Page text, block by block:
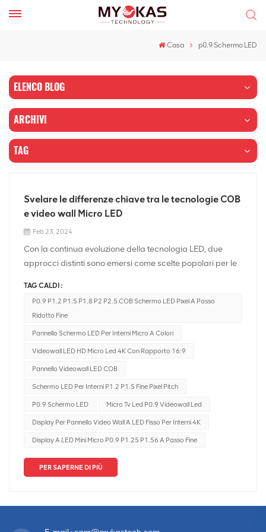
Casa p0.9 Schermo LED
ELENCO BLOG
ARCHIVI
TAG
Svelare le differenze chiave tra le tecnologie COB
e video wall Micro LED
Feb 23, 2024
Con la continua evoluzione della tecnologia LED, due
approcci distinti sono emersi come scelte popolari per le
ma differiscono anche sotto diversi aspetti. In questo
articolo forniremo un confronto approfondito tra LED COB
e Videowall microLED, esplorandone caratteristiche,
applicazioni e vantaggi, per aiutarti a prendere una
utilizzate nella costruzione di videowall led, ciascuno con
le proprie caratteristiche e vantaggi. Ecco una
ripartizione delle principali differenze tra i due:Struttura e
substrato, come un circuito stampato, senza necessità di
imballaggio. Questi chip LED sono strettamente
conversione del colore.Micro LED: la tecnologia Micro LED
TAG CALDI :
P0.9 P1.2 P1.5 P1.8 P2 P2.5 COB Schermo LED Pixel A Passo
Ridotto Fine
Pannello Schermo LED Per Interni Micro A Colori
Videowall LED HD Micro Led 4K Con Rapporto 16:9
Pannello Videowall LED COB
Schermo LED Per Interni P1.2 P1.5 Fine Pixel Pitch
P0.9 Schermo LED Micro Tv Led P0.9 Videowall Led
Display Per Pannello Video Wall A LED Fisso Per Interni 4K
Display A LED Mini Micro P0.9 P1.25 P1.56 A Passo Fine
PER SAPERNE DI PIÙ